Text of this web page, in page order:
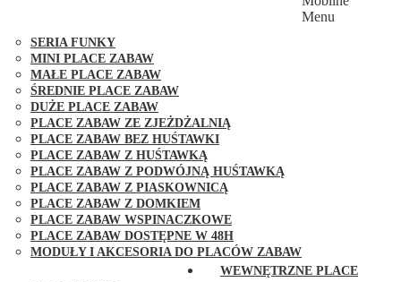
SERIA FUNKY
MINI PLACE ZABAW
MAŁE PLACE ZABAW
ŚREDNIE PLACE ZABAW
DUŻE PLACE ZABAW
PLACE ZABAW ZE ZJEŻDŻALNIĄ
PLACE ZABAW BEZ HUŚTAWKI
PLACE ZABAW Z HUŚTAWKĄ
PLACE ZABAW Z PODWÓJNĄ HUŚTAWKĄ
PLACE ZABAW Z PIASKOWNICĄ
PLACE ZABAW Z DOMKIEM
PLACE ZABAW WSPINACZKOWE
PLACE ZABAW DOSTĘPNE W 48H
MODUŁY I AKCESORIA DO PLACÓW ZABAW
Menu
WEWNĘTRZNE PLACE